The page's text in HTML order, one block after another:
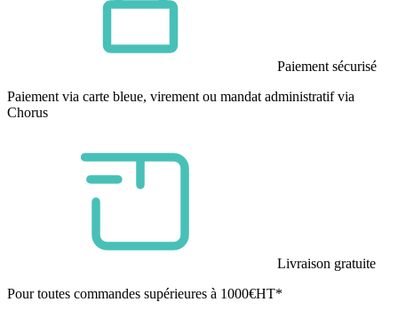
Paiement sécurisé
Paiement via carte bleue, virement ou mandat administratif via
Chorus
Livraison gratuite
Pour toutes commandes supérieures à 1000€HT*